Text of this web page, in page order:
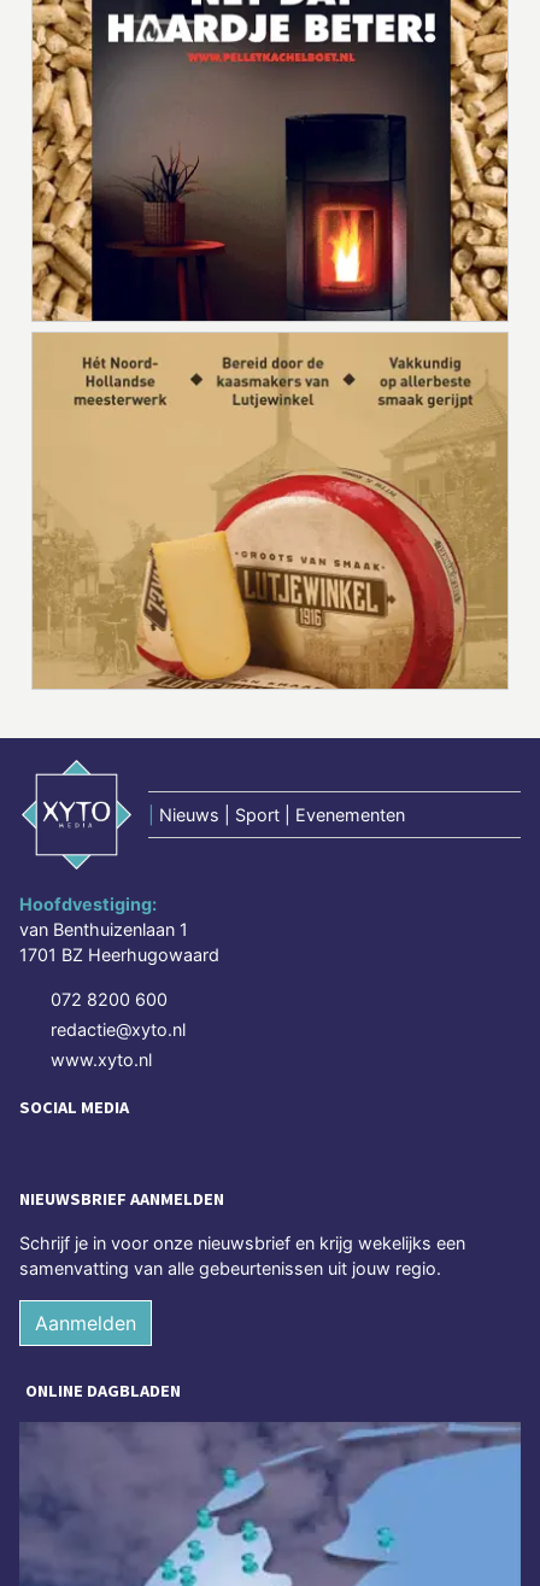
Nieuws | Sport | Evenementen
Hoofdvestiging:
van Benthuizenlaan 1
1701 BZ Heerhugowaard
072 8200 600
redactie@xyto.nl
www.xyto.nl
SOCIAL MEDIA
NIEUWSBRIEF AANMELDEN
Schrijf je in voor onze nieuwsbrief en krijg wekelijks een
samenvatting van alle gebeurtenissen uit jouw regio.
Aanmelden
ONLINE DAGBLADEN